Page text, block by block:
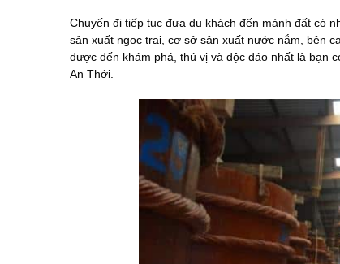
Chuyến đi tiếp tục đưa du khách đến mảnh đất có
sản xuất ngọc trai, cơ sở sản xuất nước nắm, bên
được đến khám phá, thú vị và độc đáo nhất là bạn
An Thới.